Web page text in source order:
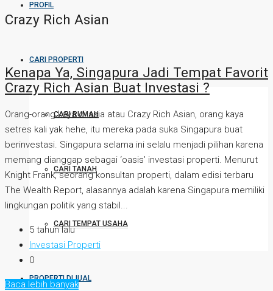
PROFIL
CARI PROPERTI
CARI RUMAH
CARI TANAH
CARI TEMPAT USAHA
PROPERTI DIJUAL
Crazy Rich Asian
Kenapa Ya, Singapura Jadi Tempat Favorit
Crazy Rich Asian Buat Investasi ?
Orang-orang kaya di asia atau Crazy Rich Asian, orang kaya
setres kali yak hehe, itu mereka pada suka Singapura buat
berinvestasi. Singapura selama ini selalu menjadi pilihan karena
memang dianggap sebagai ‘oasis’ investasi properti. Menurut
Knight Frank, seorang konsultan properti, dalam edisi terbaru
The Wealth Report, alasannya adalah karena Singapura memiliki
lingkungan politik yang stabil...
5 tahun lalu
Investasi Properti
0
Baca lebih banyak